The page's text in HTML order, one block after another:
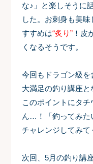
な♪」と楽しそうに
した。お刺身も美
すすめは“炙り”！皮
くなるそうです。
今回もドラゴン級を
大満足の釣り講座
このポイントにタ
ん…！「釣ってみた
チャレンジしてみて
次回、 5月の釣り講